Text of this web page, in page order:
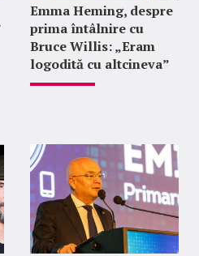
Emma Heming, despre
prima întâlnire cu
Bruce Willis: „Eram
logodită cu altcineva”